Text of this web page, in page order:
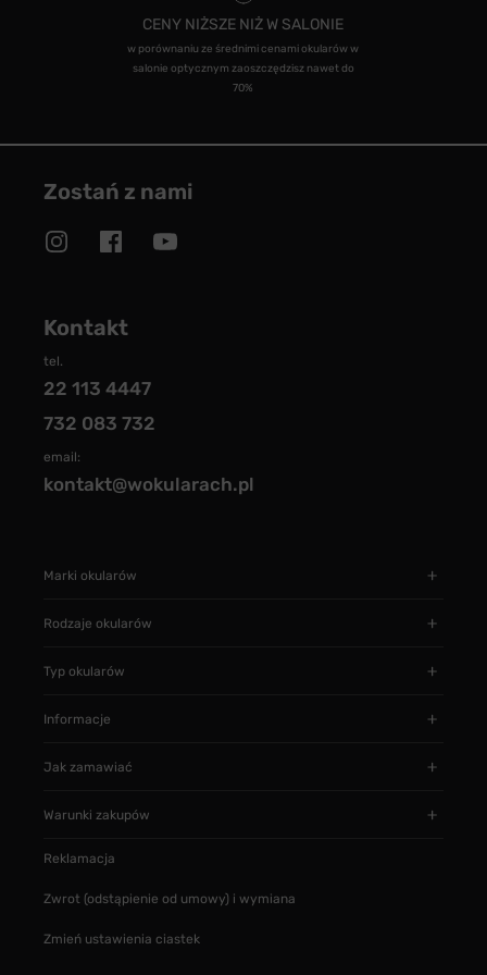
CENY NIŻSZE NIŻ W SALONIE
w porównaniu ze średnimi cenami okularów w
salonie optycznym zaoszczędzisz nawet do
70%
Zostań z nami
Kontakt
tel.
22 113 4447
732 083 732
email:
kontakt@wokularach.pl
Marki okularów
Rodzaje okularów
Typ okularów
Informacje
Jak zamawiać
Warunki zakupów
Reklamacja
Zwrot (odstąpienie od umowy) i wymiana
Zmień ustawienia ciastek